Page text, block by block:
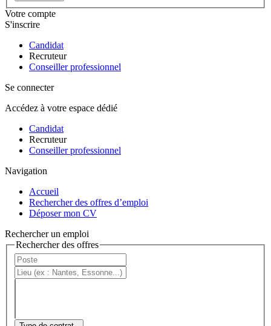
Votre compte
S'inscrire
Candidat
Recruteur
Conseiller professionnel
Se connecter
Accédez à votre espace dédié
Candidat
Recruteur
Conseiller professionnel
Navigation
Accueil
Rechercher des offres d’emploi
Déposer mon CV
Rechercher un emploi
Rechercher des offres